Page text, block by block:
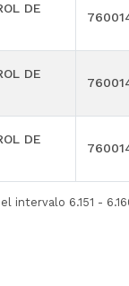
DE
DE
DE
intervalo 6.151 -